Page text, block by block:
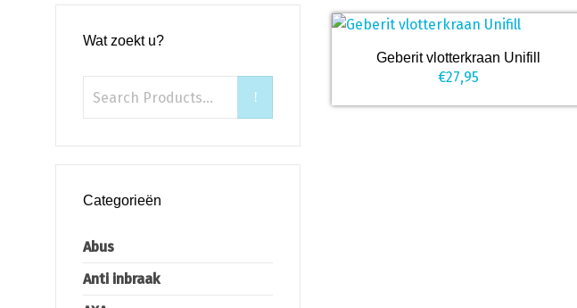
Geberit vlotterkraan Unifill
€27,95
Wat zoekt u?
Categorieën
Abus
Anti inbraak